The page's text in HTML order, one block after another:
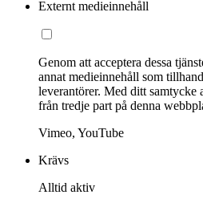
Externt medieinnehåll
Genom att acceptera dessa
annat medieinnehåll som
leverantörer. Med ditt samtycke
från tredje part på denna
Vimeo, YouTube
Krävs
Alltid aktiv